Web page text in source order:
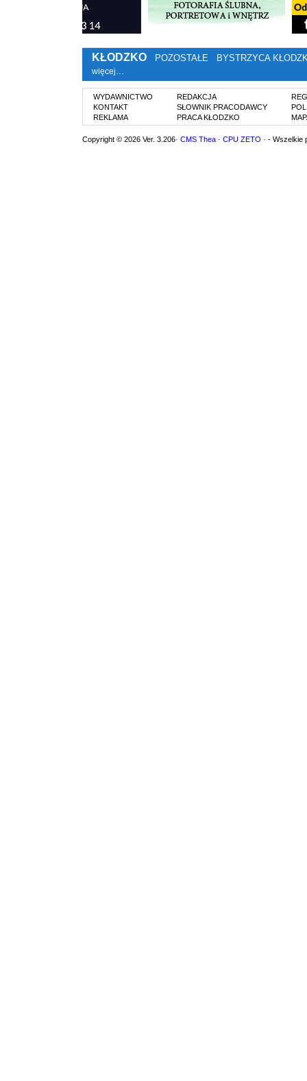
KŁODZKO POZOSTAŁE BYSTRZYCA
więcej…
WYDAWNICTWO
KONTAKT
REKLAMA
REDAKCJA
SŁOWNIK PRACODAWCY
PRACA KŁODZKO
Copyright © 2026 Ver. 3.206· CMS Thea · CPU ZETO · - Wszelkie